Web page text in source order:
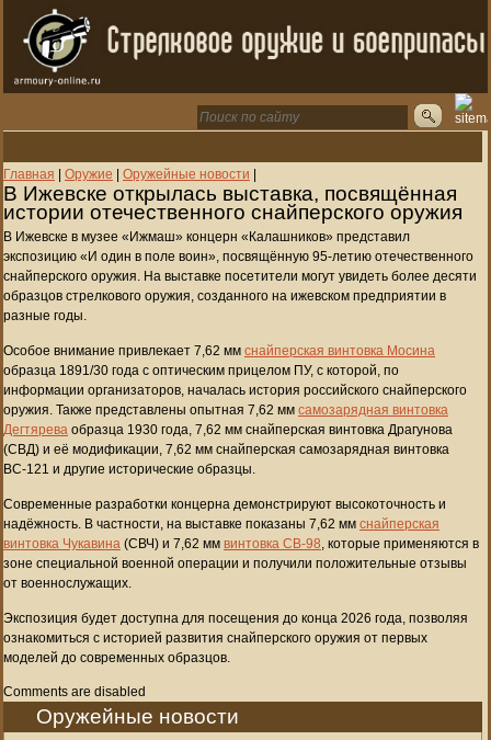
Главная | Оружие | Оружейные новости |
В Ижевске открылась выставка, посвящённая
истории отечественного снайперского оружия
В Ижевске в музее «Ижмаш» концерн «Калашников» представил
экспозицию «И один в поле воин», посвящённую 95-летию отечественного
снайперского оружия. На выставке посетители могут увидеть более десяти
образцов стрелкового оружия, созданного на ижевском предприятии в
разные годы.
Особое внимание привлекает 7,62 мм снайперская винтовка Мосина
образца 1891/30 года с оптическим прицелом ПУ, с которой, по
информации организаторов, началась история российского снайперского
оружия. Также представлены опытная 7,62 мм самозарядная винтовка
Дегтярева образца 1930 года, 7,62 мм снайперская винтовка Драгунова
(СВД) и её модификации, 7,62 мм снайперская самозарядная винтовка
ВС-121 и другие исторические образцы.
Современные разработки концерна демонстрируют высокоточность и
надёжность. В частности, на выставке показаны 7,62 мм снайперская
винтовка Чукавина (СВЧ) и 7,62 мм винтовка СВ-98, которые применяются в
зоне специальной военной операции и получили положительные отзывы
от военнослужащих.
Экспозиция будет доступна для посещения до конца 2026 года, позволяя
ознакомиться с историей развития снайперского оружия от первых
моделей до современных образцов.
Comments are disabled
Оружейные новости